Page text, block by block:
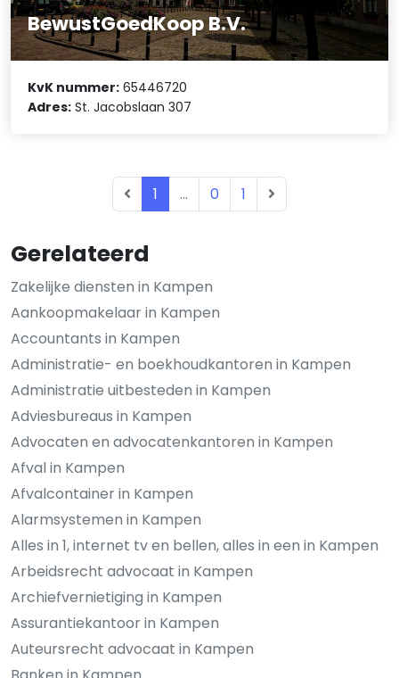
Gerelateerd
Zakelijke diensten in Kampen
Aankoopmakelaar in Kampen
Accountants in Kampen
Administratie- en boekhoudkantoren in Kampen
Administratie uitbesteden in Kampen
Adviesbureaus in Kampen
Advocaten en advocatenkantoren in Kampen
Afval in Kampen
Afvalcontainer in Kampen
Alarmsystemen in Kampen
Alles in 1, internet tv en bellen, alles in een in Kampen
Arbeidsrecht advocaat in Kampen
Archiefvernietiging in Kampen
Assurantiekantoor in Kampen
Auteursrecht advocaat in Kampen
BewustGoedKoop B.V.
KvK nummer: 65446720
Adres: St. Jacobslaan 307
1 ... 0 1